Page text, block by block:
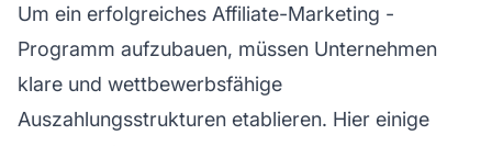
Um ein erfolgreiches Affiliate-Marketing -
Programm aufzubauen, müssen Unternehmen
klare und wettbewerbsfähige
Auszahlungsstrukturen etablieren. Hier einige